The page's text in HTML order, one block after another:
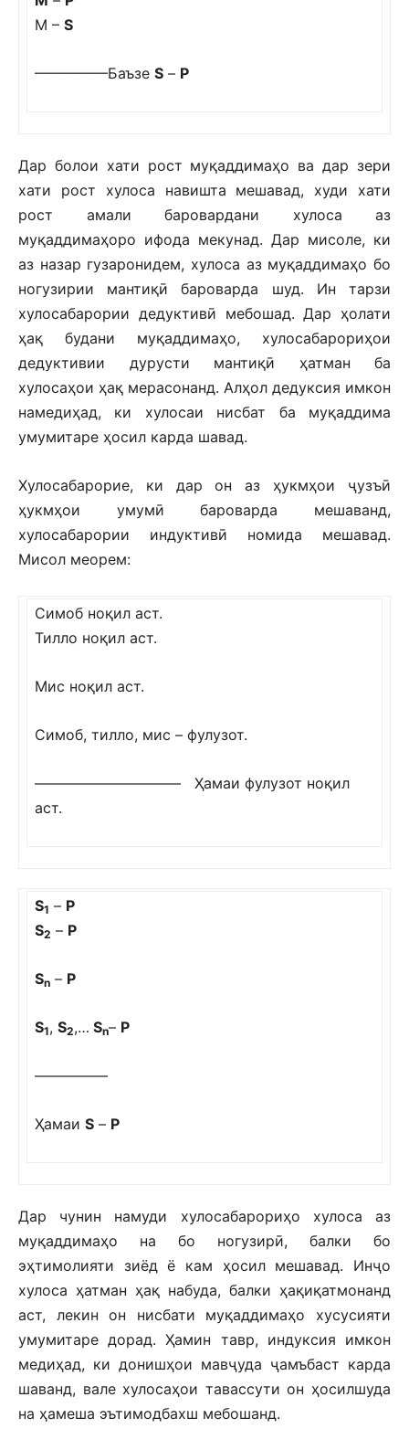
М – S
—————Баъзе S – Р
Дар болои хати рост муқаддимаҳо ва дар зери
хати рост хулоса навишта мешавад, худи хати
рост амали баровардани хулоса аз
муқаддимаҳоро ифода мекунад. Дар мисоле, ки
аз назар гузаронидем, хулоса аз муқаддимаҳо бо
ногузирии мантиқӣ бароварда шуд. Ин тарзи
хулосабарории дедуктивӣ мебошад. Дар ҳолати
ҳақ будани муқаддимаҳо, хулосабарориҳои
дедуктивии дурусти мантиқӣ ҳатман ба
хулосаҳои ҳақ мерасонанд. Алҳол дедуксия имкон
намедиҳад, ки хулосаи нисбат ба муқаддима
умумитаре ҳосил карда шавад.
Хулосабарорие, ки дар он аз ҳукмҳои ҷузъӣ
ҳукмҳои умумӣ бароварда мешаванд,
хулосабарории индуктивӣ номида мешавад.
Мисол меорем:
Симоб ноқил аст.
Тилло ноқил аст.
Мис ноқил аст.
Симоб, тилло, мис – фулузот.
—————————— Ҳамаи фулузот ноқил
аст.
S1 – Р
S2 – Р
Sn – Р
S1, S2,… Sn– Р
—————
Ҳамаи S – Р
Дар чунин намуди хулосабарориҳо хулоса аз
муқаддимаҳо на бо ногузирӣ, балки бо
эҳтимолияти зиёд ё кам ҳосил мешавад. Инҷо
хулоса ҳатман ҳақ набуда, балки ҳақиқатмонанд
аст, лекин он нисбати муқаддимаҳо хусусияти
умумитаре дорад. Ҳамин тавр, индуксия имкон
медиҳад, ки донишҳои мавҷуда ҷамъбаст карда
шаванд, вале хулосаҳои тавассути он ҳосилшуда
на ҳамеша эътимодбахш мебошанд.